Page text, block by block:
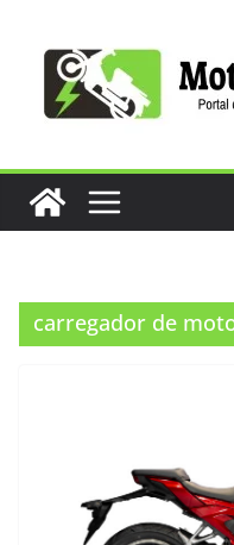
conteúdo
carregador de